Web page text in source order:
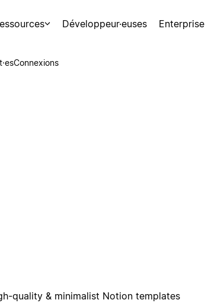
Développeur·euses Enterprise
Connexions
quality & minimalist Notion templates